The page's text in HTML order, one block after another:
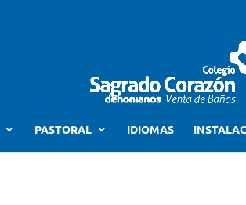
PASTORAL IDIOMAS